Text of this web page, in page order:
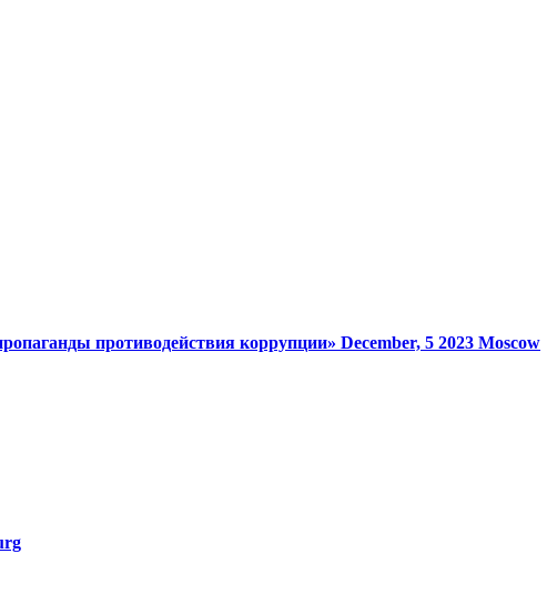
противодействия коррупции» December, 5 2023 Moscow